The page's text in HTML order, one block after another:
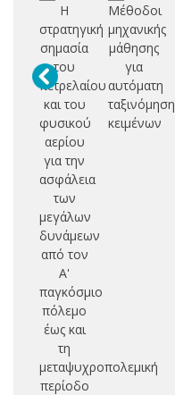
Η
στρατηγική
σημασία
του
πετρελαίου
και του
φυσικού
αερίου
για την
ασφάλεια
των
μεγάλων
δυνάμεων
από τον
Α'
παγκόσμιο
πόλεμο
έως και
τη
μεταψυχροπολεμική
περίοδο
Μέθοδοι
μηχανικής
μάθησης
για
αυτόματη
ταξινόμηση
κειμένων